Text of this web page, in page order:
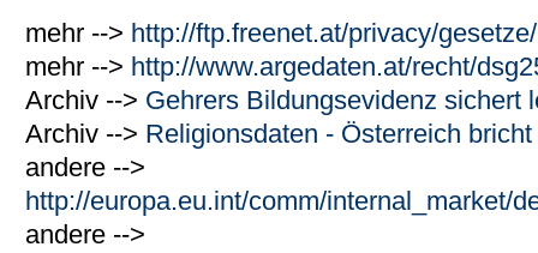
mehr --> http://ftp.freenet.at/privacy/
mehr --> http://www.argedaten.at/recht/
Archiv --> Gehrers Bildungsevidenz sichert
Archiv --> Religionsdaten - Österreich
andere -->
http://europa.eu.int/comm/internal_market/
andere -->